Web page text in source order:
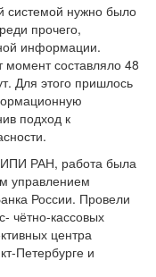
системой нужно было
прочего,
информации.
момент составляло 48
Для этого пришлось
подход к
ИПИ РАН, работа была
управлением
России. Провели
чётно-кассовых
центра
Петербурге и